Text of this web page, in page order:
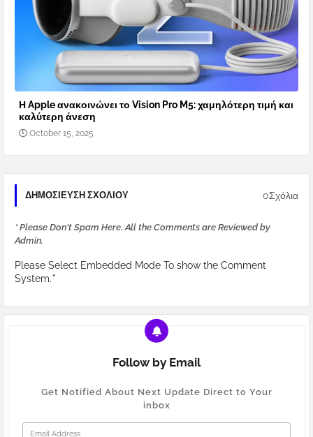
Η Apple ανακοινώνει το Vision Pro M5: χαμηλότερη τιμή και
καλύτερη άνεση
October 15, 2025
ΔΗΜΟΣΊΕΥΣΗ ΣΧΟΛΊΟΥ 0Σχόλια
* Please Don't Spam Here. All the Comments are Reviewed by
Admin.
Please Select Embedded Mode To show the Comment
System.*
Follow by Email
Get Notified About Next Update Direct to Your
inbox